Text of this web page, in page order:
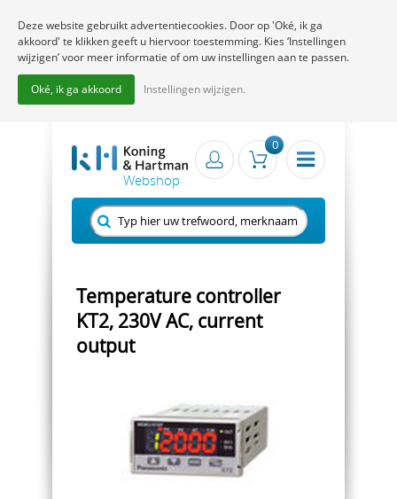
0
Temperature controller
KT2, 230V AC, current
output
Deze website gebruikt advertentiecookies. Door op 'Oké, ik ga
akkoord' te klikken geeft u hiervoor toestemming. Kies ‘Instellingen
wijzigen’ voor meer informatie of om uw instellingen aan te passen.
Oké, ik ga akkoord Instellingen wijzigen.